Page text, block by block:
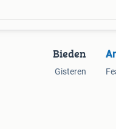
Bieden
Gisteren